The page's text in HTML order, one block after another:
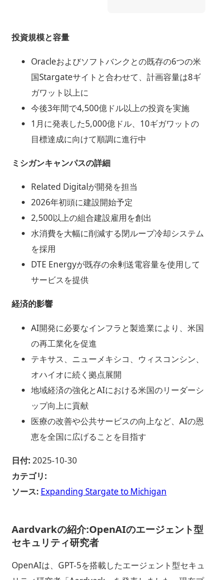
投資規模と容量
Oracleおよびソフトバンクとの既存の6つの米
国Stargateサイトと合わせて、計画容量は8ギ
ガワット以上に
今後3年間で4,500億ドル以上の投資を実施
1月に発表した5,000億ドル、10ギガワットの
目標達成に向けて順調に進行中
ミシガンキャンパスの詳細
Related Digitalが開発を担当
2026年初頭に建設開始予定
2,500以上の組合建設雇用を創出
水消費を大幅に削減する閉ループ冷却システム
を採用
DTE Energyが既存の余剰送電容量を使用して
サービスを提供
経済的影響
AI開発に必要なインフラと製造業により、米国
の再工業化を促進
テキサス、ニューメキシコ、ウィスコンシン、
オハイオに続く拠点展開
地域経済の強化とAIにおける米国のリーダーシ
ップ向上に貢献
医療の改善や公共サービスの向上など、AIの恩
恵を全国に広げることを目指す
日付: 2025-10-30
カテゴリ:
ソース: Expanding Stargate to Michigan
Aardvarkの紹介:OpenAIのエージェント型
セキュリティ研究者
OpenAIは、GPT-5を搭載したエージェント型セキュ